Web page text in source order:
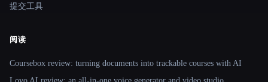
提交工具
阅读
Coursebox review: turning documents into trackable courses with AI